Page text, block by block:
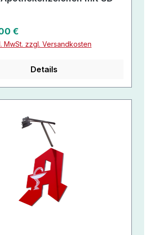
€
MwSt. zzgl. Versandkosten
Details